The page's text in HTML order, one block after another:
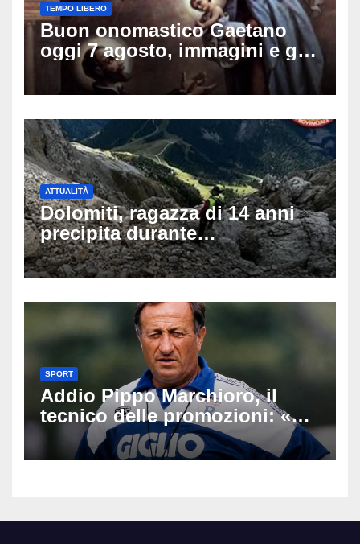
TEMPO LIBERO
Buon onomastico Gaetano
oggi 7 agosto, immagini e gif
di auguri da condividere sui
social
ATTUALITÀ
Dolomiti, ragazza di 14 anni
precipita durante
un’escursione: tragedia sul
Latemar davanti alla famiglia
SPORT
Addio Pippo Marchioro, il
tecnico delle promozioni: «Ha
scritto pagine indimenticabili
del nostro calcio»